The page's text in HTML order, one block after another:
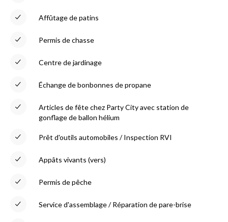
Affûtage de patins
Permis de chasse
Centre de jardinage
Échange de bonbonnes de propane
Articles de fête chez Party City avec station de
gonflage de ballon hélium
Prêt d'outils automobiles / Inspection RVI
Appâts vivants (vers)
Permis de pêche
Service d'assemblage / Réparation de pare-brise